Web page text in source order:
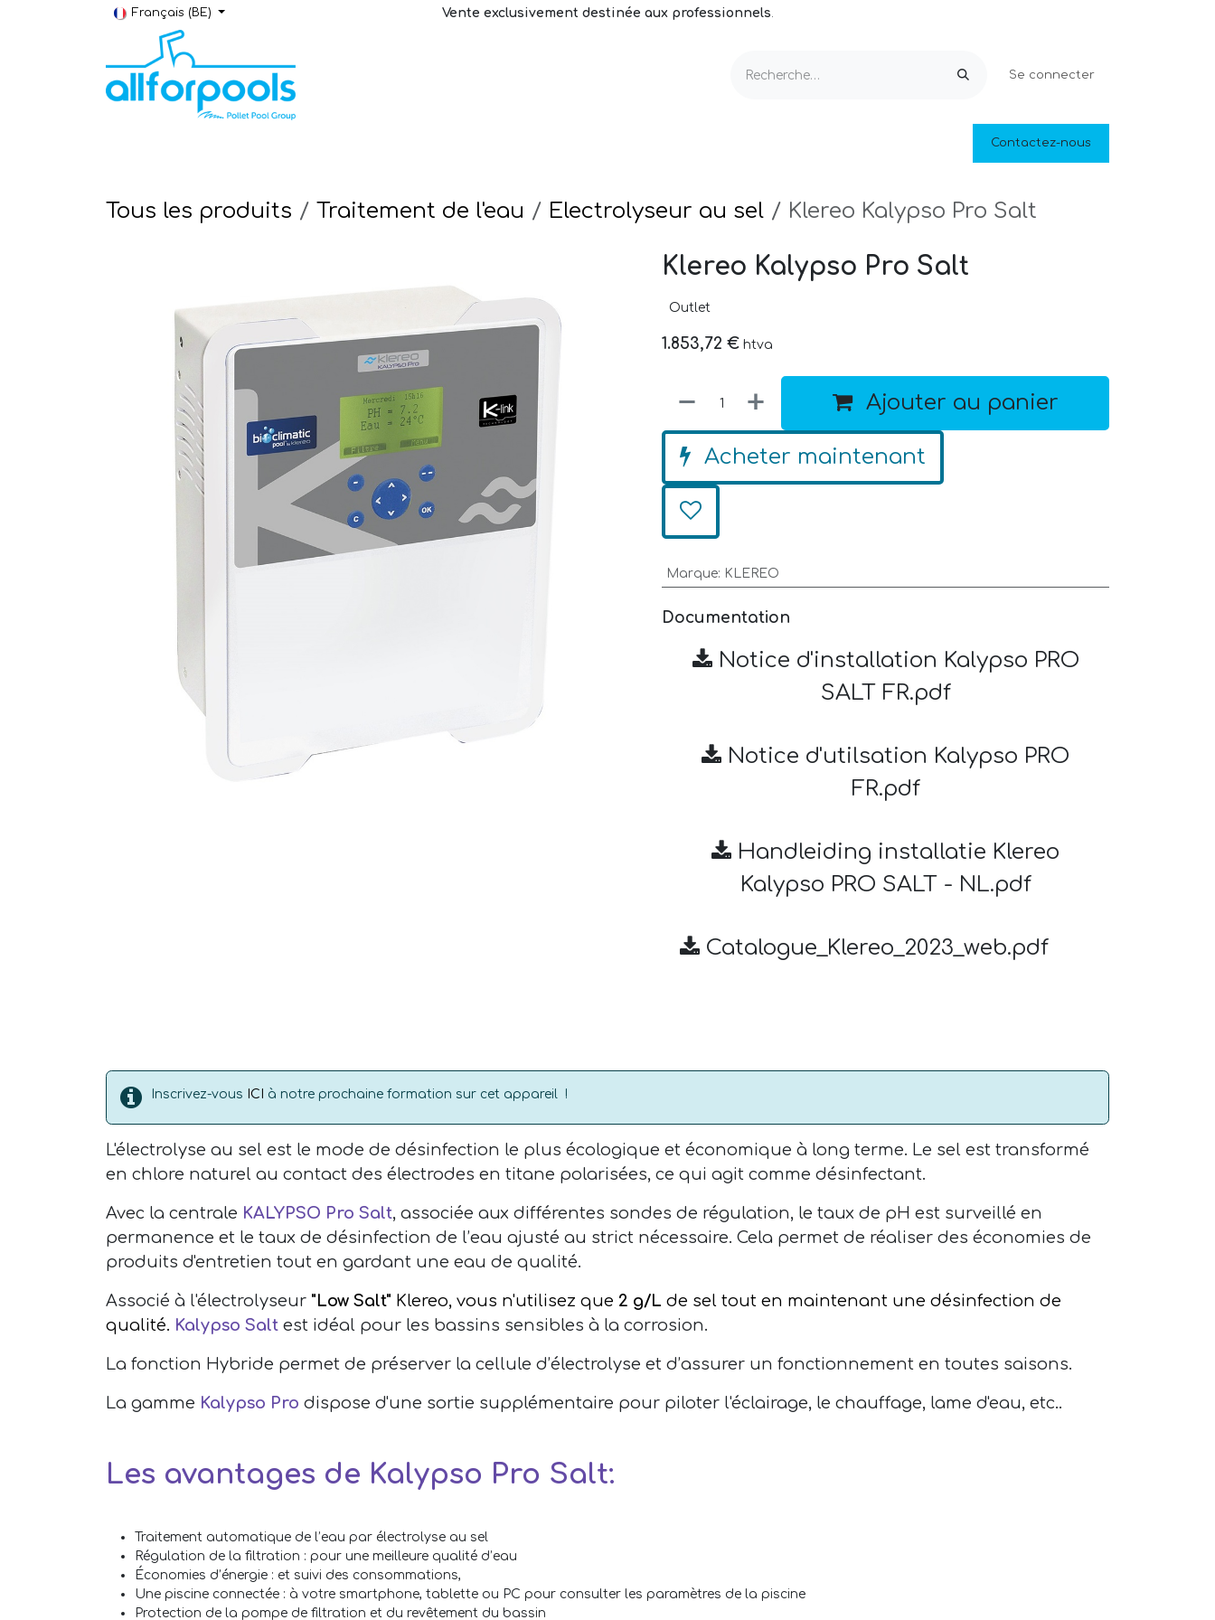
Se rendre au contenu
Français (BE) Vente exclusivement destinée aux professionnels.
Se connecter
Piscines naturelles
Contactez-nous
Tous les produits Traitement de l'eau Electrolyseur au sel Klereo Kalypso Pro Salt
Klereo Kalypso Pro Salt
Outlet
1.853,72 € htva
Ajouter au panier
Acheter maintenant
Marque: KLEREO
Documentation
Notice d'installation Kalypso PRO
SALT FR.pdf
Notice d'utilsation Kalypso PRO
FR.pdf
Handleiding installatie Klereo
Kalypso PRO SALT - NL.pdf
Catalogue_Klereo_2023_web.pdf
Inscrivez-vous ICI à notre prochaine formation sur cet appareil !
L'électrolyse au sel est le mode de désinfection le plus écologique et économique à long terme. Le sel est transformé
en chlore naturel au contact des électrodes en titane polarisées, ce qui agit comme désinfectant.
Avec la centrale KALYPSO Pro Salt, associée aux différentes sondes de régulation, le taux de pH est surveillé en
permanence et le taux de désinfection de l’eau ajusté au strict nécessaire. Cela permet de réaliser des économies de
produits d'entretien tout en gardant une eau de qualité.
Associé à l'électrolyseur "Low Salt" Klereo, vous n'utilisez que 2 g/L de sel tout en maintenant une désinfection de
qualité. Kalypso Salt est idéal pour les bassins sensibles à la corrosion.
La fonction Hybride permet de préserver la cellule d’électrolyse et d’assurer un fonctionnement en toutes saisons.
La gamme Kalypso Pro dispose d'une sortie supplémentaire pour piloter l'éclairage, le chauffage, lame d'eau, etc..
Les avantages de Kalypso Pro Salt:
Traitement automatique de l’eau par électrolyse au sel
Régulation de la filtration : pour une meilleure qualité d’eau
Économies d’énergie : et suivi des consommations,
Une piscine connectée : à votre smartphone, tablette ou PC pour consulter les paramètres de la piscine
Protection de la pompe de filtration et du revêtement du bassin